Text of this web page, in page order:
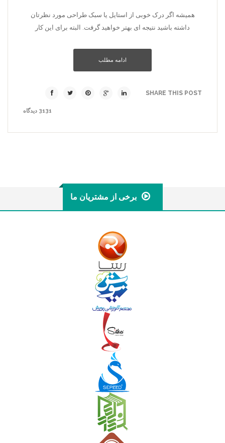
همیشه اگر درک خوبی از استایل یا سبک طراحی مورد نظرتان
داشته باشید نتیجه ای بهتر خواهید گرفت. البته برای این کار
ادامه مطلب
SHARE THIS POST
3131 دیدگاه
برخی از مشتریان ما